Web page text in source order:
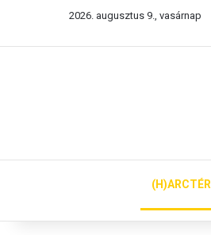
2026. augusztus 9., vasárnap
(H)ARCTÉR